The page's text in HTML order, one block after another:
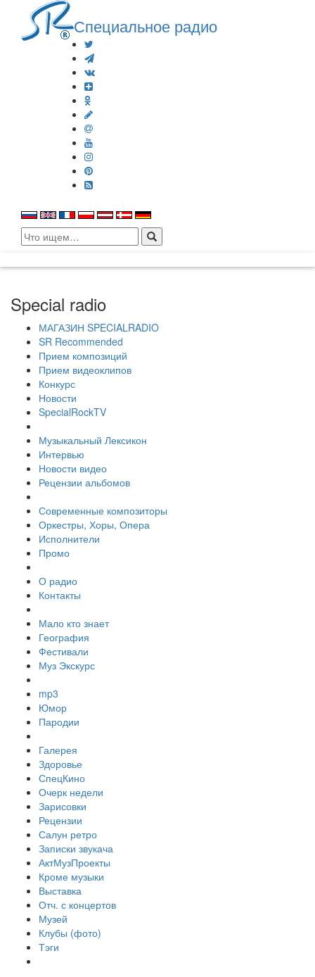
Специальное радио
Search
for:
Special radio
МАГАЗИН SPECIALRADIO
SR Recommended
Прием композиций
Прием видеоклипов
Конкурс
Новости
SpecialRockTV
Музыкальный Лексикон
Интервью
Новости видео
Рецензии альбомов
Современные композиторы
Оркестры, Хоры, Опера
Исполнители
Промо
О радио
Контакты
Мало кто знает
География
Фестивали
Муз Экскурс
mp3
Юмор
Пародии
Галерея
Здоровье
СпецКино
Очерк недели
Зарисовки
Рецензии
Салун ретро
Записки звукача
АктМузПроекты
Кроме музыки
Выставка
Отч. с концертов
Музей
Клубы (фото)
Тэги